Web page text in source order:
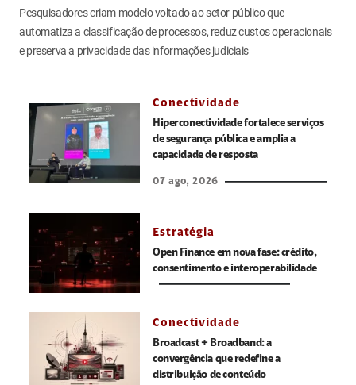
Pesquisadores criam modelo voltado ao setor público que
automatiza a classificação de processos, reduz custos operacionais
e preserva a privacidade das informações judiciais
Conectividade
Hiperconectividade fortalece serviços
de segurança pública e amplia a
capacidade de resposta
07 ago, 2026
Estratégia
Open Finance em nova fase: crédito,
consentimento e interoperabilidade
Conectividade
Broadcast + Broadband: a
convergência que redefine a
distribuição de conteúdo